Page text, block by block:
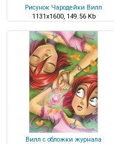
Рисунок Чародейки Вилл
1131x1600, 149.56 Kb
Вилл с обложки журнала